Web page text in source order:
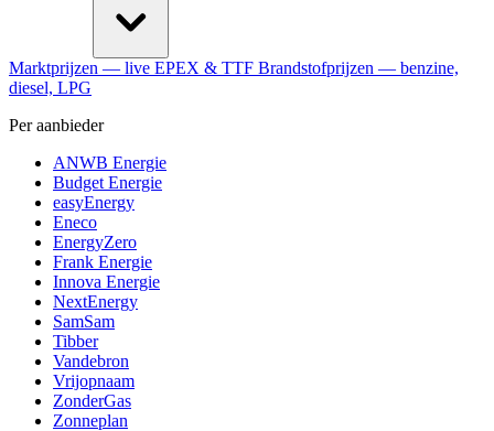
Marktprijzen — live EPEX & TTF Brandstofprijzen — benzine,
diesel, LPG
Per aanbieder
ANWB Energie
Budget Energie
easyEnergy
Eneco
EnergyZero
Frank Energie
Innova Energie
NextEnergy
SamSam
Tibber
Vandebron
Vrijopnaam
ZonderGas
Zonneplan